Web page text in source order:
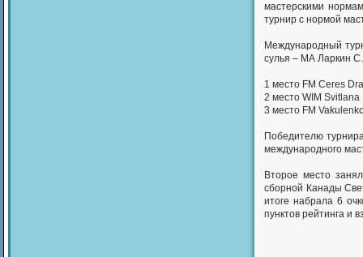
мастерскими
турнир с нормой
Международный
сулья – МА Ларкин
1 место FM Ceres
2 место WIM
3 место FM
Победителю
международного
Второе место
сборной Канады
итоге набрала 6
пунктов рейтинга и